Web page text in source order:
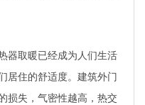
器取暖已经成为人们生活
居住的舒适度。建筑外门
损失，气密性越高，热交